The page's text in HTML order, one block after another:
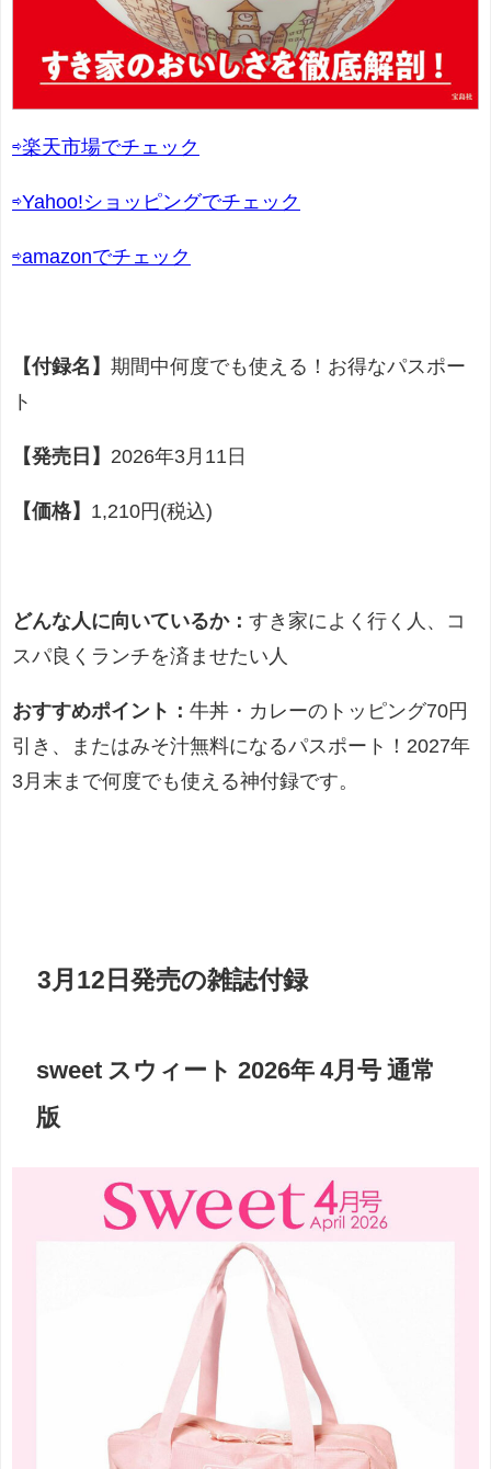
⇨楽天市場でチェック
⇨Yahoo!ショッピングでチェック
⇨amazonでチェック
【付録名】 期間中何度でも使える！お得なパスポー
ト
【発売日】 2026年3月11日
【価格】 1,210円(税込)
どんな人に向いているか： すき家によく行く人、コ
スパ良くランチを済ませたい人
おすすめポイント： 牛丼・カレーのトッピング70円
引き、またはみそ汁無料になるパスポート！2027年
3月末まで何度でも使える神付録です。
3月12日発売の雑誌付録
sweet スウィート 2026年 4月号 通常
版